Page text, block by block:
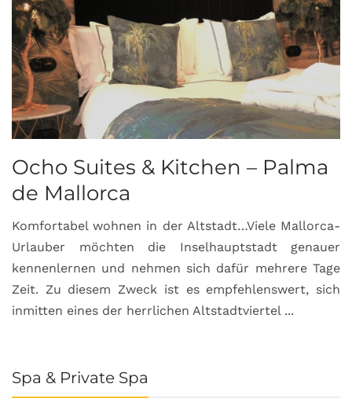
Ocho Suites & Kitchen – Palma
de Mallorca
Komfortabel wohnen in der Altstadt…Viele Mallorca-
Urlauber möchten die Inselhauptstadt genauer
kennenlernen und nehmen sich dafür mehrere Tage
Zeit. Zu diesem Zweck ist es empfehlenswert, sich
inmitten eines der herrlichen Altstadtviertel ...
Spa & Private Spa